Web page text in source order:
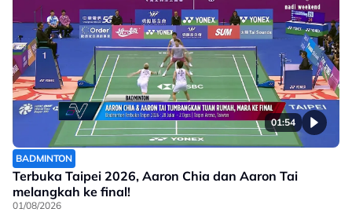
01:54
BADMINTON
Terbuka Taipei 2026, Aaron Chia dan Aaron Tai
melangkah ke final!
01/08/2026